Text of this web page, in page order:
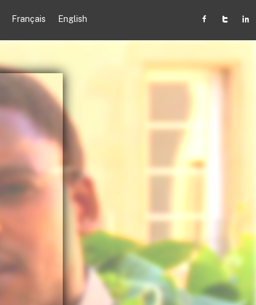
Français English